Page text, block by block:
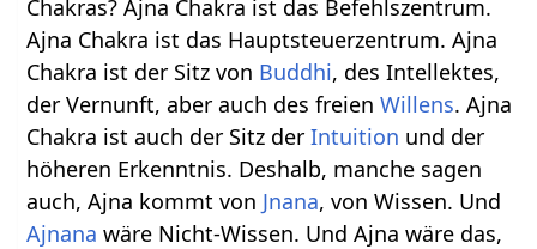
Chakras? Ajna Chakra ist das Befehlszentrum.
Ajna Chakra ist das Hauptsteuerzentrum. Ajna
Chakra ist der Sitz von Buddhi, des Intellektes,
der Vernunft, aber auch des freienWillens. Ajna
Chakra ist auch der Sitz derIntuition und der
höheren Erkenntnis. Deshalb, manche sagen
auch, Ajna kommt von Jnana, von Wissen. Und
Ajnana wäre Nicht-Wissen. Und Ajna wäre das,